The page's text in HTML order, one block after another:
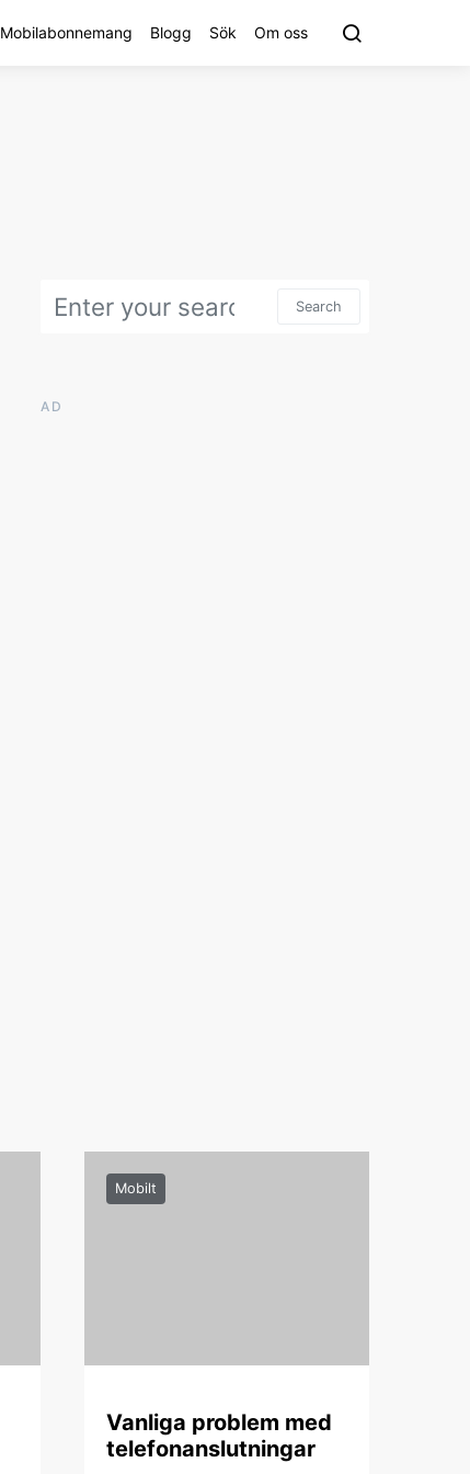
Mobilabonnemang Blogg Sök Om oss
Search
AD
Mobilt
Vanliga problem med
telefonanslutningar